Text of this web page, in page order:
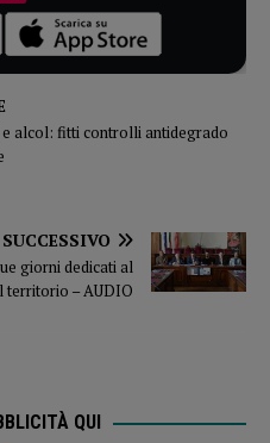
e alcol: fitti controlli antidegrado
SUCCESSIVO
giorni dedicati al
territorio – AUDIO
QUI